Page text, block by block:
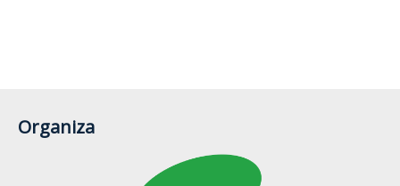
Organiza